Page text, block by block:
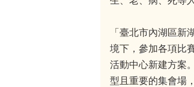
「臺北市內湖區
境下，參加各項比
活動中心新建方案
型且重要的集會場